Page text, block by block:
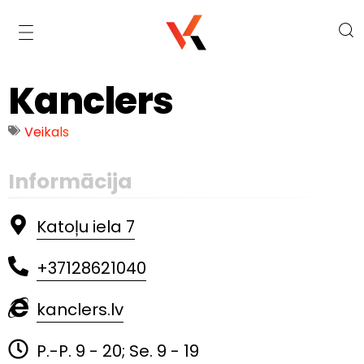
Kanclers
Veikals
Informācija
Katoļu iela 7
+37128621040
kanclers.lv
P.-P. 9 - 20; Se. 9 - 19